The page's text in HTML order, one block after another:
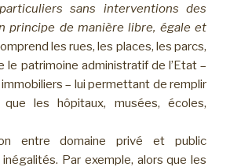
sans interventions des
principe de manière libre, égale et
les rues, les places, les parcs,
le patrimoine administratif de l’Etat –
– lui permettant de remplir
les hôpitaux, musées, écoles,
entre domaine privé et public
Par exemple, alors que les